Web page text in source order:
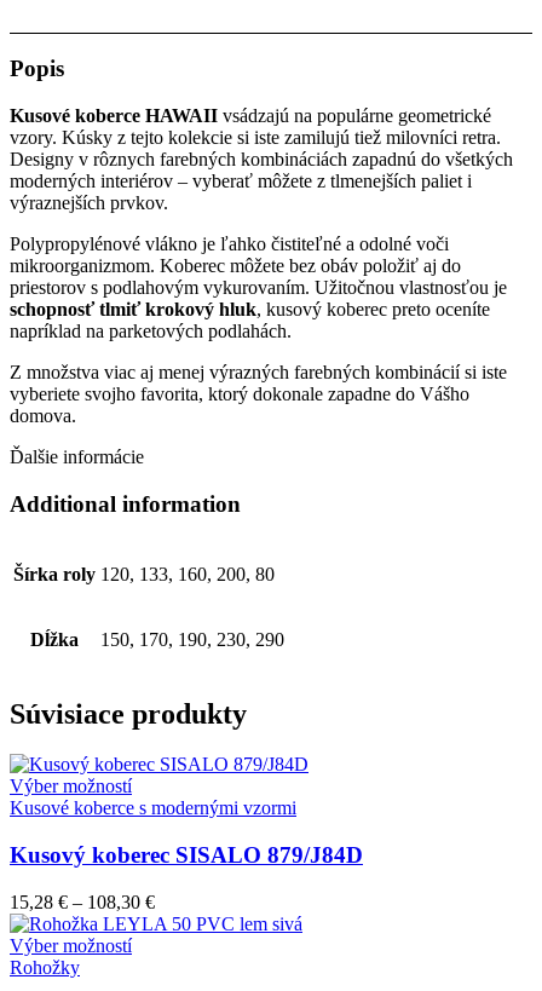
Popis
Kusové koberce HAWAII vsádzajú na populárne geometrické
vzory. Kúsky z tejto kolekcie si iste zamilujú tiež milovníci retra.
Designy v rôznych farebných kombináciách zapadnú do všetkých
moderných interiérov – vyberať môžete z tlmenejších paliet i
výraznejších prvkov.
Polypropylénové vlákno je ľahko čistiteľné a odolné voči
mikroorganizmom. Koberec môžete bez obáv položiť aj do
priestorov s podlahovým vykurovaním. Užitočnou vlastnosťou je
schopnosť tlmiť krokový hluk, kusový koberec preto oceníte
napríklad na parketových podlahách.
Z množstva viac aj menej výrazných farebných kombinácií si iste
vyberiete svojho favorita, ktorý dokonale zapadne do Vášho
domova.
Ďalšie informácie
Additional information
Šírka roly 120, 133, 160, 200, 80
Dĺžka 150, 170, 190, 230, 290
Súvisiace produkty
Výber možnostíTento
produkt
viacero
variantov.
Možnosti
si
môžete
vybrať
Kusové koberce s modernými vzormi
Kusový koberec SISALO 879/J84D
15,28 € – 108,30 €
Výber možnostíTento
Rohožky